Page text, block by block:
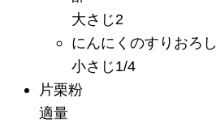
大さじ2
にんにくのすりおろし
小さじ1/4
片栗粉
適量